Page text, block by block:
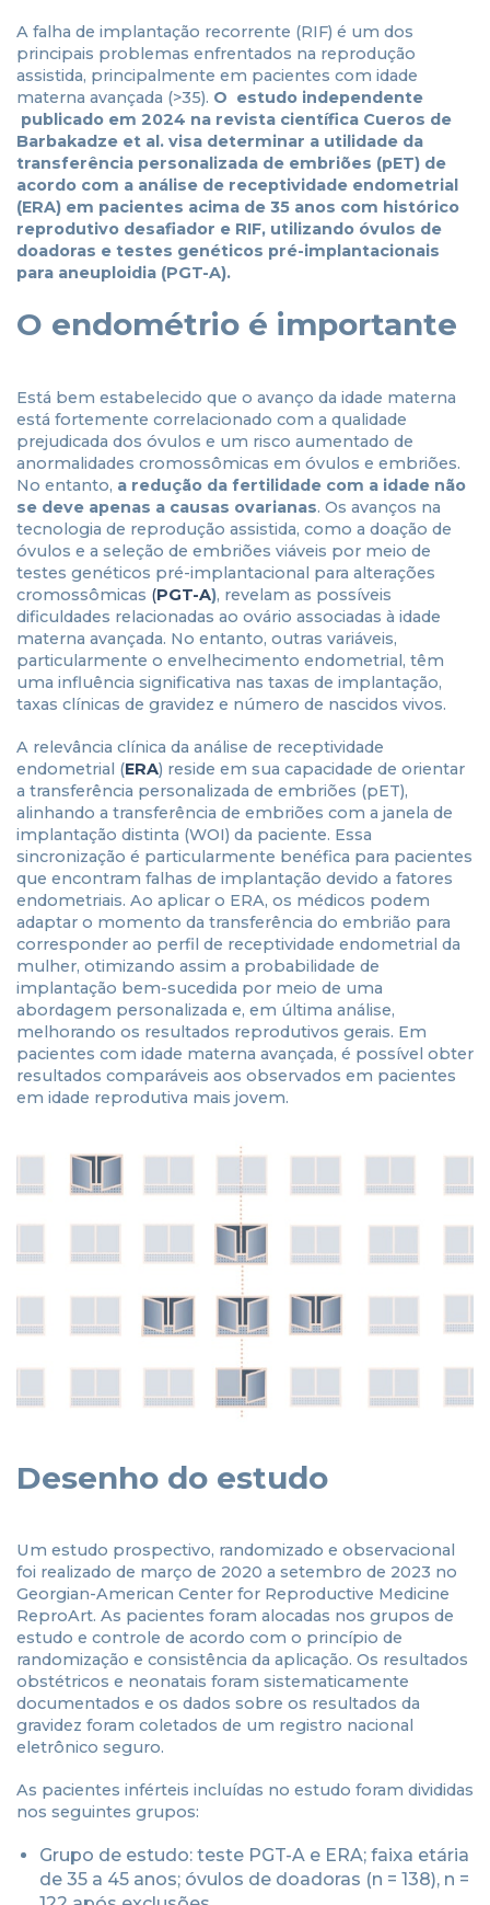
A falha de implantação recorrente (RIF) é um dos
principais problemas enfrentados na reprodução
assistida, principalmente em pacientes com idade
materna avançada (>35). O estudo independente
publicado em 2024 na revista científica Cueros de
Barbakadze et al. visa determinar a utilidade da
transferência personalizada de embriões (pET) de
acordo com a análise de receptividade endometrial
(ERA) em pacientes acima de 35 anos com histórico
reprodutivo desafiador e RIF, utilizando óvulos de
doadoras e testes genéticos pré-implantacionais
para aneuploidia (PGT-A).
O endométrio é importante
Está bem estabelecido que o avanço da idade materna
está fortemente correlacionado com a qualidade
prejudicada dos óvulos e um risco aumentado de
anormalidades cromossômicas em óvulos e embriões.
No entanto, a redução da fertilidade com a idade não
se deve apenas a causas ovarianas. Os avanços na
tecnologia de reprodução assistida, como a doação de
óvulos e a seleção de embriões viáveis por meio de
testes genéticos pré-implantacional para alterações
cromossômicas (PGT-A), revelam as possíveis
dificuldades relacionadas ao ovário associadas à idade
materna avançada. No entanto, outras variáveis,
particularmente o envelhecimento endometrial, têm
uma influência significativa nas taxas de implantação,
taxas clínicas de gravidez e número de nascidos vivos.
A relevância clínica da análise de receptividade
endometrial (ERA) reside em sua capacidade de orientar
a transferência personalizada de embriões (pET),
alinhando a transferência de embriões com a janela de
implantação distinta (WOI) da paciente. Essa
sincronização é particularmente benéfica para pacientes
que encontram falhas de implantação devido a fatores
endometriais. Ao aplicar o ERA, os médicos podem
adaptar o momento da transferência do embrião para
corresponder ao perfil de receptividade endometrial da
mulher, otimizando assim a probabilidade de
implantação bem-sucedida por meio de uma
abordagem personalizada e, em última análise,
melhorando os resultados reprodutivos gerais. Em
pacientes com idade materna avançada, é possível obter
resultados comparáveis aos observados em pacientes
em idade reprodutiva mais jovem.
Desenho do estudo
Um estudo prospectivo, randomizado e observacional
foi realizado de março de 2020 a setembro de 2023 no
Georgian-American Center for Reproductive Medicine
ReproArt. As pacientes foram alocadas nos grupos de
estudo e controle de acordo com o princípio de
randomização e consistência da aplicação. Os resultados
obstétricos e neonatais foram sistematicamente
documentados e os dados sobre os resultados da
gravidez foram coletados de um registro nacional
eletrônico seguro.
As pacientes inférteis incluídas no estudo foram divididas
nos seguintes grupos:
Grupo de estudo: teste PGT-A e ERA; faixa etária
de 35 a 45 anos; óvulos de doadoras (n = 138), n =